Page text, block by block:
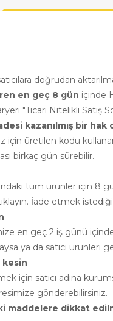
doğrudan
en geç 8 gün içinde
"Ticari Nitelikli
kazanılmış bir
üretilen kodu
birkaç gün sürebilir.
tüm ürünler için
İade etmek
en geç 2 iş günü
ya da satıcı ürünleri
kesin
için satıcı adına
gönderebilirsiniz.
maddelere dikkat